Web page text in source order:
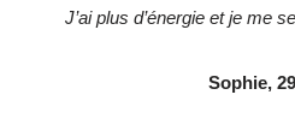
J’ai plus d’énergie et je me
Sophie,